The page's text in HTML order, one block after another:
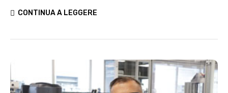
CONTINUA A LEGGERE